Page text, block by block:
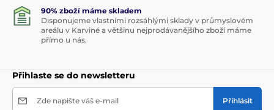
90% zboží máme skladem
Disponujeme vlastními rozsáhlými sklady v průmyslovém
areálu v Karviné a většinu nejprodávanějšího zboží máme
přímo u nás.
Přihlaste se do newsletteru
Zde napište váš e-mail Přihlásit